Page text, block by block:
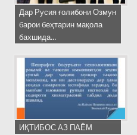
Дар Русия ғолибони Озмун
барои беҳтарин мақола
бахшида...
ИҚТИБОС АЗ ПАЁМ